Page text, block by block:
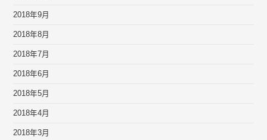
2018年9月
2018年8月
2018年7月
2018年6月
2018年5月
2018年4月
2018年3月